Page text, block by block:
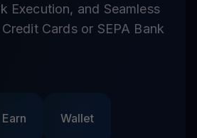
Execution, and Seamless
Cards or SEPA Bank
Earn Wallet